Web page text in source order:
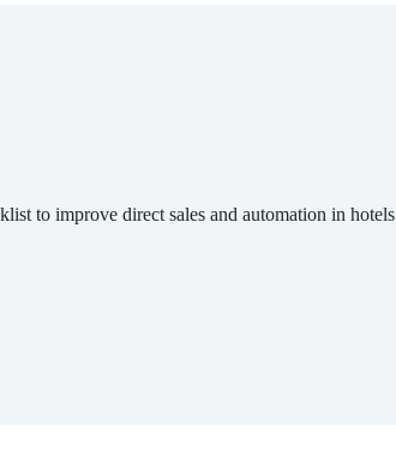
to improve direct sales and automation in hotels